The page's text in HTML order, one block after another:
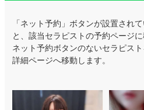
「ネット予約」ボタンが設置され
と、該当セラピストの予約ページ
ネット予約ボタンのないセラピス
詳細ページへ移動します。